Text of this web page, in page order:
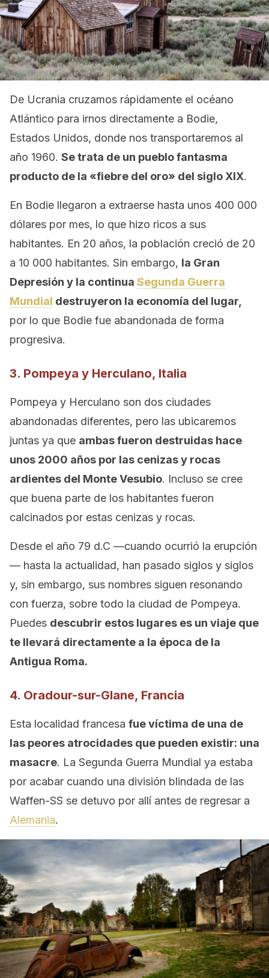
De Ucrania cruzamos rápidamente el océano
Atlántico para irnos directamente a Bodie,
Estados Unidos, donde nos transportaremos al
año 1960. Se trata de un pueblo fantasma
producto de la «fiebre del oro» del siglo XIX.
En Bodie llegaron a extraerse hasta unos 400 000
dólares por mes, lo que hizo ricos a sus
habitantes. En 20 años, la población creció de 20
a 10 000 habitantes. Sin embargo, la Gran
Depresión y la continua Segunda Guerra
Mundial destruyeron la economía del lugar,
por lo que Bodie fue abandonada de forma
progresiva.
3. Pompeya y Herculano, Italia
Pompeya y Herculano son dos ciudades
abandonadas diferentes, pero las ubicaremos
juntas ya que ambas fueron destruidas hace
unos 2000 años por las cenizas y rocas
ardientes del Monte Vesubio. Incluso se cree
que buena parte de los habitantes fueron
calcinados por estas cenizas y rocas.
Desde el año 79 d.C —cuando ocurrió la erupción
— hasta la actualidad, han pasado siglos y siglos
y, sin embargo, sus nombres siguen resonando
con fuerza, sobre todo la ciudad de Pompeya.
Puedes descubrir estos lugares es un viaje que
te llevará directamente a la época de la
Antigua Roma.
4. Oradour-sur-Glane, Francia
Esta localidad francesa fue víctima de una de
las peores atrocidades que pueden existir: una
masacre. La Segunda Guerra Mundial ya estaba
por acabar cuando una división blindada de las
Waffen-SS se detuvo por allí antes de regresar a
Alemania.